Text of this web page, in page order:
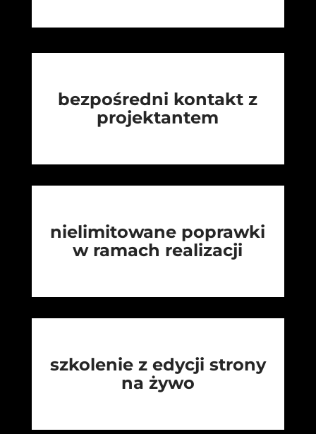
bezpośredni kontakt z
projektantem
nielimitowane poprawki
w ramach realizacji
szkolenie z edycji strony
na żywo